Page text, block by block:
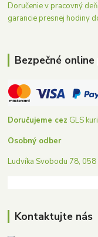
Doručenie v pracovný
garancie presnej hodiny
Bezpečné
Doručujeme cez GLS
Osobný odber
Ludvíka Svobodu 78,
Kontaktujte nás